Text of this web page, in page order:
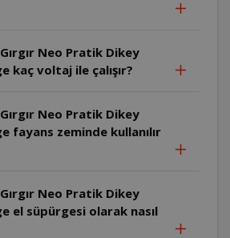
kaç voltaj ile çalışır?
fayans zeminde kullanılır
el süpürgesi olarak nasıl